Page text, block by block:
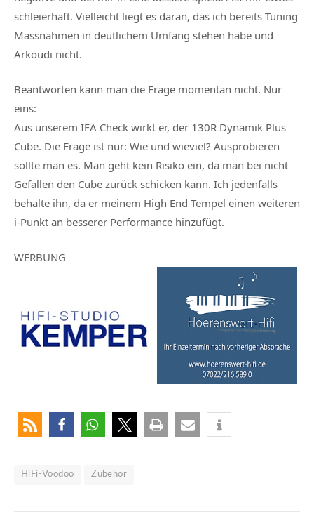
schleierhaft. Vielleicht liegt es daran, das ich bereits Tuning
Massnahmen in deutlichem Umfang stehen habe und
Arkoudi nicht.
Beantworten kann man die Frage momentan nicht. Nur
eins:
Aus unserem IFA Check wirkt er, der 130R Dynamik Plus
Cube. Die Frage ist nur: Wie und wieviel? Ausprobieren
sollte man es. Man geht kein Risiko ein, da man bei nicht
Gefallen den Cube zurück schicken kann. Ich jedenfalls
behalte ihn, da er meinem High End Tempel einen weiteren
i-Punkt an besserer Performance hinzufügt.
WERBUNG
HiFi-Voodoo Zubehör